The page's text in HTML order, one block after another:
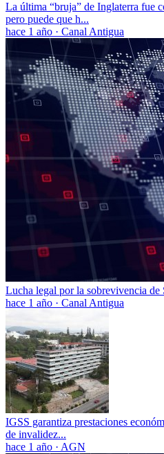
La última “bruja” de Inglaterra fue
pero puede que h...
hace 1 año · Canal Antigua
Lucha legal por la sobrevivencia de
hace 1 año · Canal Antigua
IGSS garantiza prestaciones
de invalidez...
hace 1 año · AGN